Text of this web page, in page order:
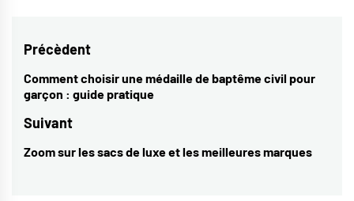
Navigation
de
l’article
Précèdent
Previous
post:
Comment choisir une médaille de baptême civil pour
garçon : guide pratique
Suivant
Next
Zoom sur les sacs de luxe et les meilleures marques